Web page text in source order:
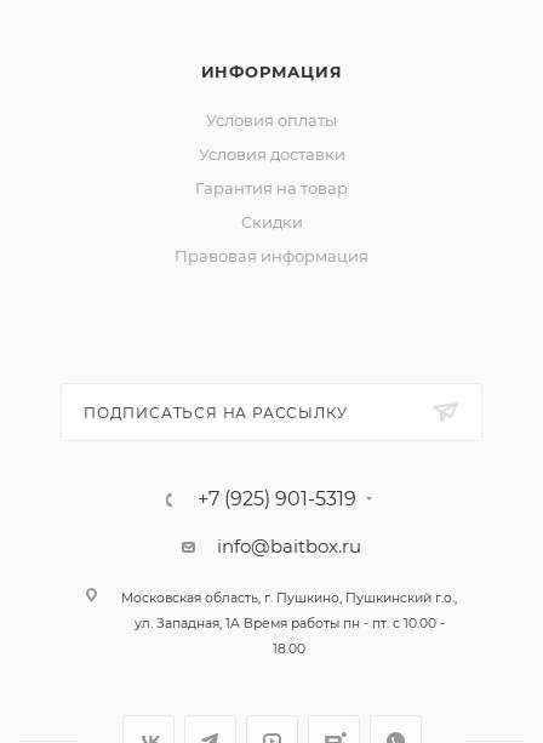
ИНФОРМАЦИЯ
Условия оплаты
Условия доставки
Гарантия на товар
Скидки
Правовая информация
ПОДПИСАТЬСЯ НА РАССЫЛКУ
+7 (925) 901-5319
info@baitbox.ru
Московская область, г. Пушкино, Пушкинский г.о.,
ул. Западная, 1А Время работы пн - пт. с 10.00 -
18.00